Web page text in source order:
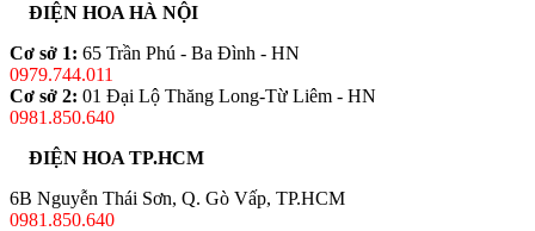
ĐIỆN HOA HÀ NỘI
Cơ sở 1: 65 Trần Phú - Ba Đình - HN
0979.744.011
Cơ sở 2: 01 Đại Lộ Thăng Long-Từ Liêm - HN
0981.850.640
ĐIỆN HOA TP.HCM
6B Nguyễn Thái Sơn, Q. Gò Vấp, TP.HCM
0981.850.640